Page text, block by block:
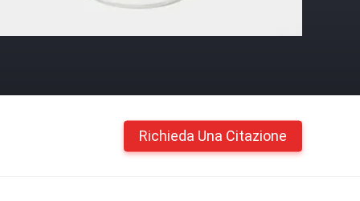
Richieda Una Citazione